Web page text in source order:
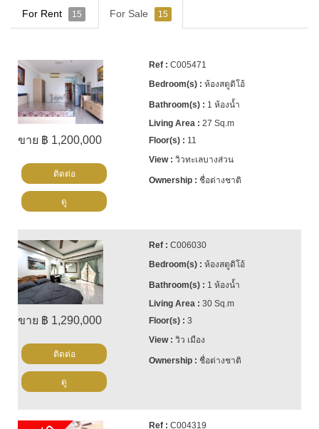
For Rent 15 For Sale 15
ขาย ฿ 1,200,000
C005471
ห้องสตูดิโอ้
1 ห้องน้ำ
27 Sq.m
11
วิวทะเลบางส่วน
ชื่อต่างชาติ
ติดต่อ
ดู
ขาย ฿ 1,290,000
C006030
ห้องสตูดิโอ้
1 ห้องน้ำ
30 Sq.m
3
วิว เมือง
ชื่อต่างชาติ
ติดต่อ
ดู
C004319